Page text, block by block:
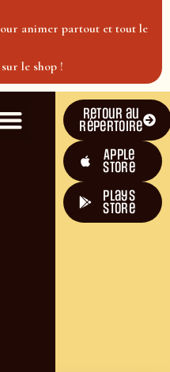
animer partout et tout le
le shop !
Retour au
répertoire
Apple
Store
plays
store